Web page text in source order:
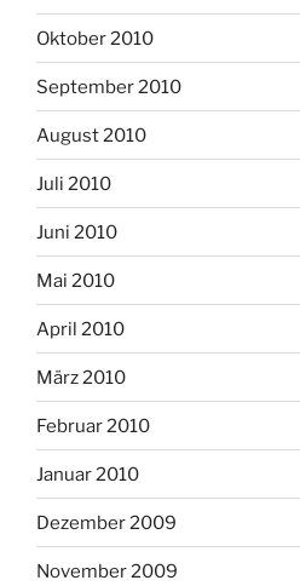
Oktober 2010
September 2010
August 2010
Juli 2010
Juni 2010
Mai 2010
April 2010
März 2010
Februar 2010
Januar 2010
Dezember 2009
November 2009